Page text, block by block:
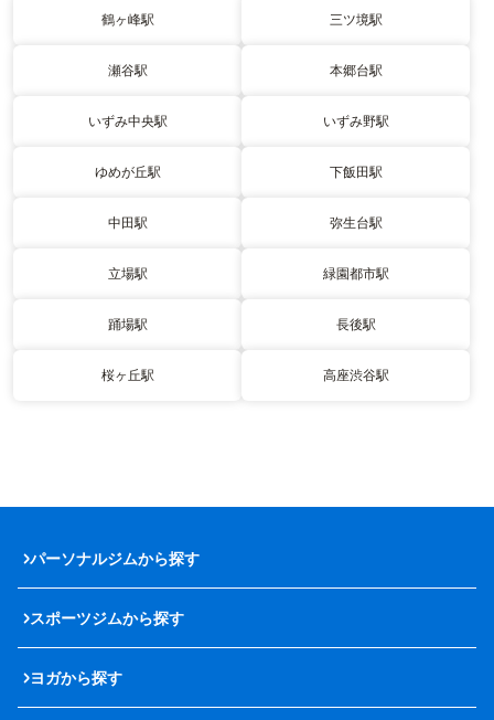
鶴ヶ峰駅 三ツ境駅
瀬谷駅 本郷台駅
いずみ中央駅 いずみ野駅
ゆめが丘駅 下飯田駅
中田駅 弥生台駅
立場駅 緑園都市駅
踊場駅 長後駅
桜ヶ丘駅 高座渋谷駅
パーソナルジムから探す
スポーツジムから探す
ヨガから探す